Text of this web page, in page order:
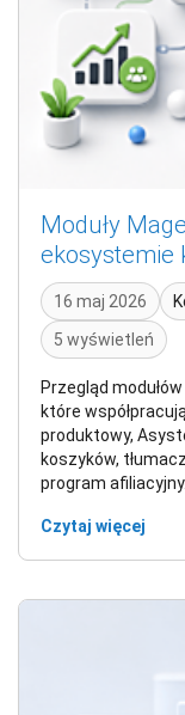
Moduły
ekosystemie
16 maj 2026
5 wyświetleń
Przegląd
które
produktowy,
koszyków,
program afiliacyjny.
Czytaj więcej